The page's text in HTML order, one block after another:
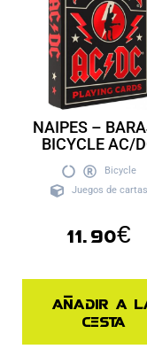
NAIPES –
BICYCLE AC/
Bicycle
Juegos de cartas
11.90€
Añadir a
cesta